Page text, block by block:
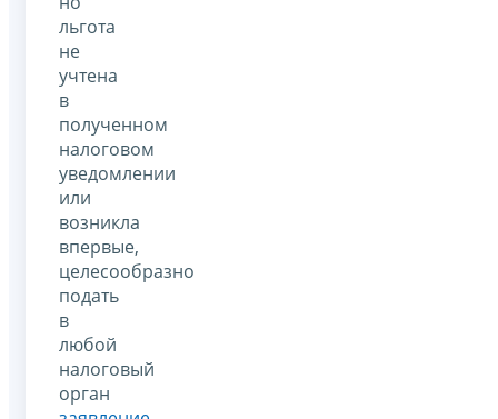
льгота
не
учтена
в
полученном
налоговом
уведомлении
или
возникла
впервые,
целесообразно
подать
в
любой
налоговый
орган